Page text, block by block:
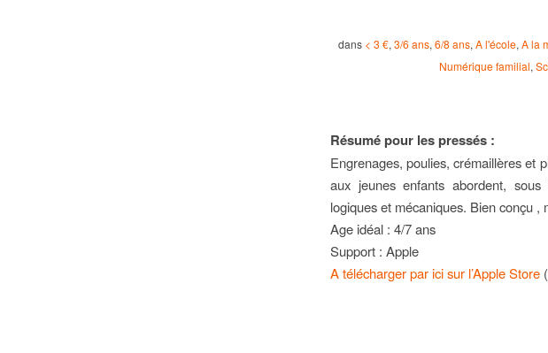
dans < 3 €, 3/6 ans, 6/8 ans, A l'école, A la
Numérique familial,
Résumé pour les pressés :
Engrenages, poulies, crémaillères et
aux jeunes enfants abordent, sous
logiques et mécaniques. Bien conçu ,
Age idéal : 4/7 ans
Support : Apple
A télécharger par ici sur l’Apple Store